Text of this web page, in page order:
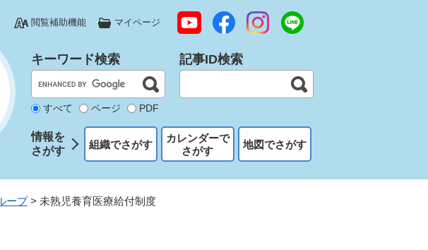
閲覧補助機能 マイページ
キーワード検索
すべて ページ PDF
記事ID検索
情報を
さがす
組織でさがす
カレンダーで
さがす
地図でさがす
ープ > 未熟児養育医療給付制度